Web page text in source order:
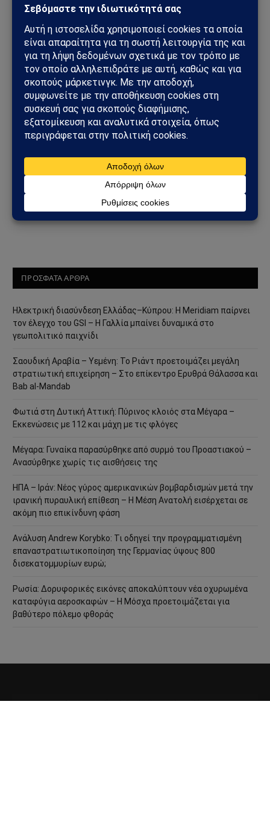
Ουκρανία
Sahiel Newsroom
Ντμίτρι Μεντβέντεφ : Η
Βρετανία Να Επιστρέψει
Τα Νησιά Φώκλαντ Στην
Αργεντινή!
ΠΡΟΣΦΑΤΑ ΑΡΘΡΑ
Ηλεκτρική διασύνδεση Ελλάδας–Κύπρου: Η Meridiam παίρνει
τον έλεγχο του GSI – Η Γαλλία μπαίνει δυναμικά στο
γεωπολιτικό παιχνίδι
Σαουδική Αραβία – Υεμένη: Το Ριάντ προετοιμάζει μεγάλη
στρατιωτική επιχείρηση – Στο επίκεντρο Ερυθρά Θάλασσα και
Bab al-Mandab
Φωτιά στη Δυτική Αττική: Πύρινος κλοιός στα Μέγαρα –
Εκκενώσεις με 112 και μάχη με τις φλόγες
Μέγαρα: Γυναίκα παρασύρθηκε από συρμό του Προαστιακού –
Ανασύρθηκε χωρίς τις αισθήσεις της
ΗΠΑ – Ιράν: Νέος γύρος αμερικανικών βομβαρδισμών μετά την
ιρανική πυραυλική επίθεση – Η Μέση Ανατολή εισέρχεται σε
ακόμη πιο επικίνδυνη φάση
Ανάλυση Andrew Korybko: Τι οδηγεί την προγραμματισμένη
επαναστρατιωτικοποίηση της Γερμανίας ύψους 800
δισεκατομμυρίων ευρώ;
Ρωσία: Δορυφορικές εικόνες αποκαλύπτουν νέα οχυρωμένα
καταφύγια αεροσκαφών – Η Μόσχα προετοιμάζεται για
βαθύτερο πόλεμο φθοράς